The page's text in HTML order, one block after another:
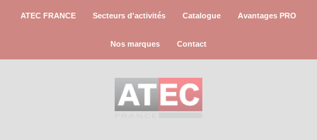
ATEC FRANCE Secteurs d'activités Catalogue Avantages PRO
Nos marques Contact